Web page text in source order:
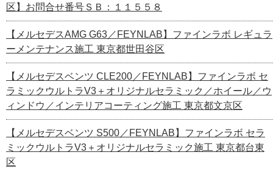
区】お問合せ番号ＳＢ：１１５５８
【メルセデスAMG G63／FEYNLAB】ファインラボ レギュラ
ーメンテナンス施工 東京都世田谷区
【メルセデスベンツ CLE200／FEYNLAB】ファインラボ セ
ラミックウルトラV3＋オリジナルセラミック／ホイール／ウ
ィンドウ／インテリアコーティング施工 東京都文京区
【メルセデスベンツ S500／FEYNLAB】ファインラボ セラ
ミックウルトラV3＋オリジナルセラミック施工 東京都台東
区